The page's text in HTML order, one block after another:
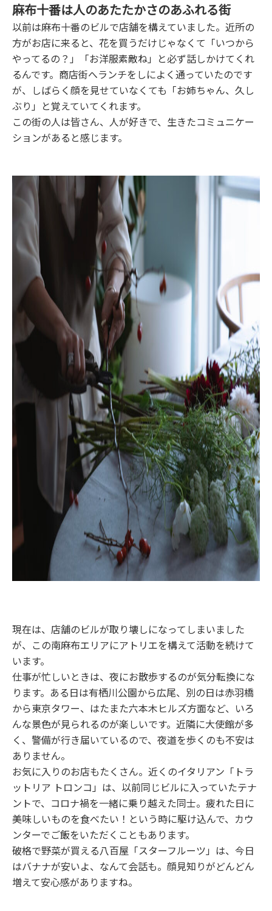
麻布十番は人のあたたかさのあふれる街
以前は麻布十番のビルで店舗を構えていました。近所の
方がお店に来ると、花を買うだけじゃなくて「いつから
やってるの？」「お洋服素敵ね」と必ず話しかけてくれ
るんです。商店街へランチをしによく通っていたのです
が、しばらく顔を見せていなくても「お姉ちゃん、久し
ぶり」と覚えていてくれます。
この街の人は皆さん、人が好きで、生きたコミュニケー
ションがあると感じます。
現在は、店舗のビルが取り壊しになってしまいました
が、この南麻布エリアにアトリエを構えて活動を続けて
います。
仕事が忙しいときは、夜にお散歩するのが気分転換にな
ります。ある日は有栖川公園から広尾、別の日は赤羽橋
から東京タワー、はたまた六本木ヒルズ方面など、いろ
んな景色が見られるのが楽しいです。近隣に大使館が多
く、警備が行き届いているので、夜道を歩くのも不安は
ありません。
お気に入りのお店もたくさん。近くのイタリアン「トラ
ットリア トロンコ」は、以前同じビルに入っていたテナ
ントで、コロナ禍を一緒に乗り越えた同士。疲れた日に
美味しいものを食べたい！という時に駆け込んで、カウ
ンターでご飯をいただくこともあります。
破格で野菜が買える八百屋「スターフルーツ」は、今日
はバナナが安いよ、なんて会話も。顔見知りがどんどん
増えて安心感がありますね。